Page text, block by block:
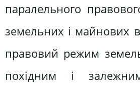
паралельного
земельних і майнових
правовий режим
похідним і